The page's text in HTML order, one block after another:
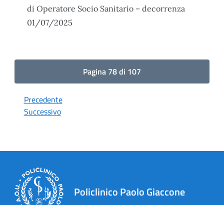
di Operatore Socio Sanitario – decorrenza
01/07/2025
Pagina 78 di 107
Precedente
Successivo
Policlinico Paolo Giaccone